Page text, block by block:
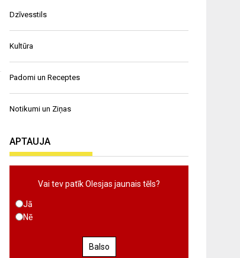
Dzīvesstils
Kultūra
Padomi un Receptes
Notikumi un Ziņas
APTAUJA
Vai tev patīk Olesjas jaunais tēls?
Jā
Nē
Balso